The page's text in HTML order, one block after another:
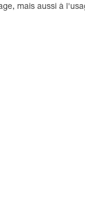
mais aussi à